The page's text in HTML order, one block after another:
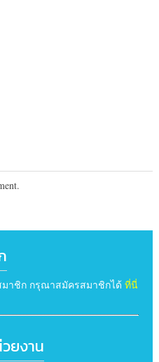
าชิก กรุณาสมัครสมาชิกได้ ที่นี่
ยงาน